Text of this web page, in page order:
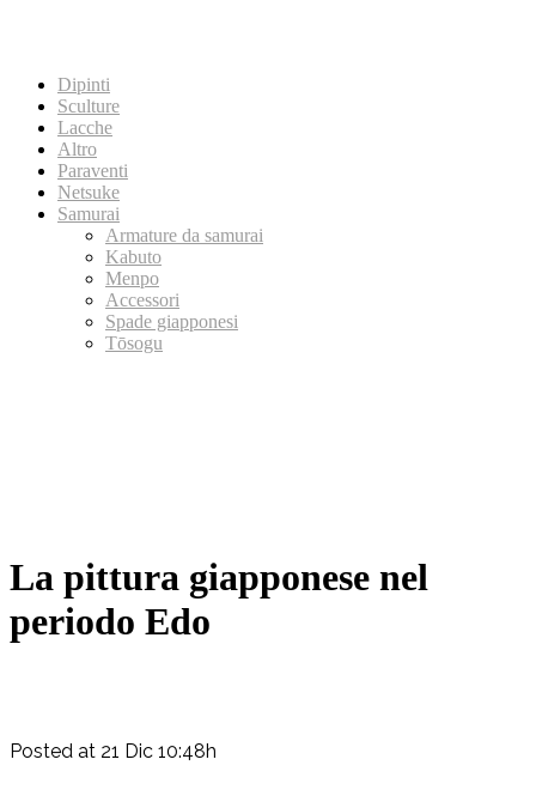
Dipinti
Sculture
Lacche
Altro
Paraventi
Netsuke
Samurai
Armature da samurai
Kabuto
Menpo
Accessori
Spade giapponesi
Tōsogu
La pittura giapponese nel
periodo Edo
Posted at 21 Dic 10:48h